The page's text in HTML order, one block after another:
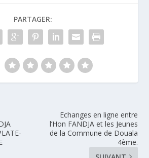
PARTAGER:
Echanges en ligne entre
l’Hon FANDJA et les Jeunes
de la Commune de Douala
4ème.